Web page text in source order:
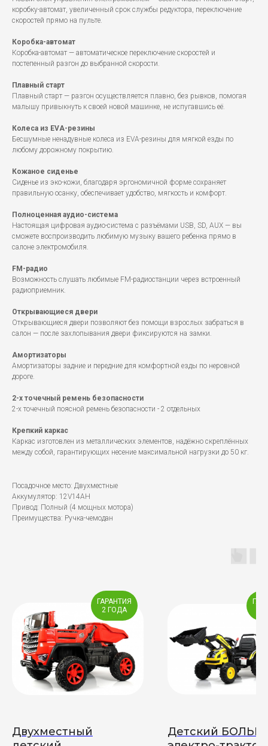
коробку-автомат, увеличенный срок службы редуктора, переключение
скоростей прямо на пульте.
Коробка-автомат
Коробка-автомат — автоматическое переключение скоростей и
постепенный разгон до выбранной скорости.
Плавный старт
Плавный старт — разгон осуществляется плавно, без рывков, помогая
малышу привыкнуть к своей новой машинке, не испугавшись её.
Колеса из EVA-резины
Бесшумные ненадувные колеса из EVA-резины для мягкой езды по
любому дорожному покрытию.
Кожаное сиденье
Сиденье из эко-кожи, благодаря эргономичной форме сохраняет
правильную осанку, обеспечивает удобство, мягкость и комфорт.
Полноценная аудио-система
Настоящая цифровая аудио-система с разъёмами USB, SD, AUX — вы
сможете воспроизводить любимую музыку вашего ребенка прямо в
салоне электромобиля.
FM-радио
Возможность слушать любимые FM-радиостанции через встроенный
радиоприемник.
Открывающиеся двери
Открывающиеся двери позволяют без помощи взрослых забраться в
салон — после захлопывания двери фиксируются на замки.
Амортизаторы
Амортизаторы задние и передние для комфортной езды по неровной
дороге.
2-х точечный ремень безопасности
2-х точечный поясной ремень безопасности - 2 отдельных
Крепкий каркас
Каркас изготовлен из металлических элементов, надёжно скреплённых
между собой, гарантирующих несение максимальной нагрузки до 50 кг.
Посадочное место: Двухместные
Аккумулятор: 12V14AH
Привод: Полный (4 мощных мотора)
Преимущества: Ручка-чемодан
ГАРАНТИЯ
2 ГОДА
Двухместный
Детский